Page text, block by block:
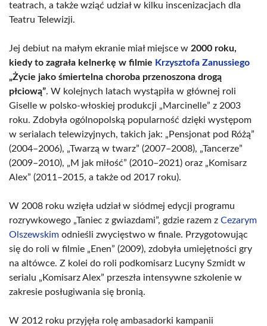
teatrach, a także wziąć udział w kilku inscenizacjach dla
Teatru Telewizji.
Jej debiut na małym ekranie miał miejsce w 2000 roku,
kiedy to zagrała kelnerkę w filmie Krzysztofa Zanussiego
„Życie jako śmiertelna choroba przenoszona drogą
płciową”. W kolejnych latach wystąpiła w głównej roli
Giselle w polsko-włoskiej produkcji „Marcinelle” z 2003
roku. Zdobyła ogólnopolską popularność dzięki występom
w serialach telewizyjnych, takich jak: „Pensjonat pod Różą”
(2004–2006), „Twarzą w twarz” (2007–2008), „Tancerze”
(2009–2010), „M jak miłość” (2010–2021) oraz „Komisarz
Alex” (2011–2015, a także od 2017 roku).
W 2008 roku wzięła udział w siódmej edycji programu
rozrywkowego „Taniec z gwiazdami”, gdzie razem z Cezarym
Olszewskim odnieśli zwycięstwo w finale. Przygotowując
się do roli w filmie „Enen” (2009), zdobyła umiejętności gry
na altówce. Z kolei do roli podkomisarz Lucyny Szmidt w
serialu „Komisarz Alex” przeszła intensywne szkolenie w
zakresie posługiwania się bronią.
W 2012 roku przyjęła rolę ambasadorki kampanii